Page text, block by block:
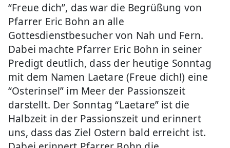
“Freue dich”, das war die Begrüßung von
Pfarrer Eric Bohn an alle
Gottesdienstbesucher von Nah und Fern.
Dabei machte Pfarrer Eric Bohn in seiner
Predigt deutlich, dass der heutige Sonntag
mit dem Namen Laetare (Freue dich!) eine
“Osterinsel” im Meer der Passionszeit
darstellt. Der Sonntag “Laetare” ist die
Halbzeit in der Passionszeit und erinnert
uns, dass das Ziel Ostern bald erreicht ist.